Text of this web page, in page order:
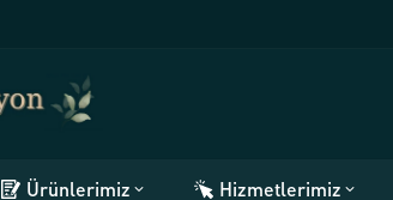
Ürünlerimiz Hizmetlerimiz